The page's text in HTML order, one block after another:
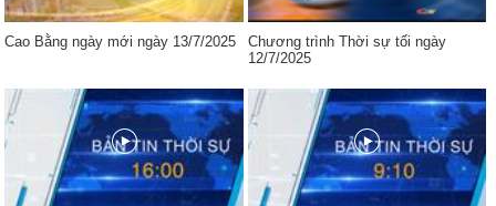
Cao Bằng ngày mới ngày 13/7/2025
Chương trình Thời sự tối ngày
12/7/2025